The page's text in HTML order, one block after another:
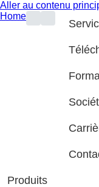
Aller au contenu
Home
Produits